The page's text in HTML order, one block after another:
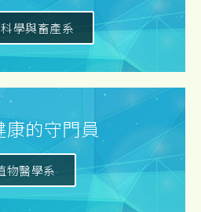
學與畜產系
的守門員
物醫學系